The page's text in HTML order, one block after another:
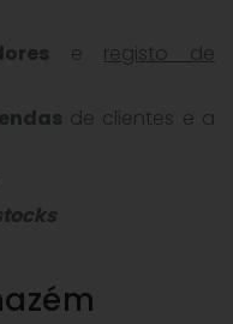
e registo de
de clientes e a